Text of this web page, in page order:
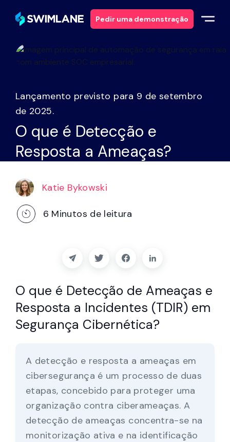
Pedir uma demonstração
Porquê a Swimlane
Soluções
Produtos
Serviços
Recursos
Sobre
Blogue
Apoio
Português
Pedir uma demonstração
Lançamento previsto para 9 de setembro
de 2025.
O que é Detecção e
Resposta a Ameaças?
Katie Bykowski
6 Minutos de leitura
O que é Detecção de Ameaças e
Resposta a Incidentes (TDIR) em
Segurança Cibernética?
A detecção e resposta a ameaças em
cibersegurança é um processo de duas
etapas, concebido para proteger uma
organização contra ciberameaças. A
detecção de ameaças concentra-se na
monitorização ativa e na identificação